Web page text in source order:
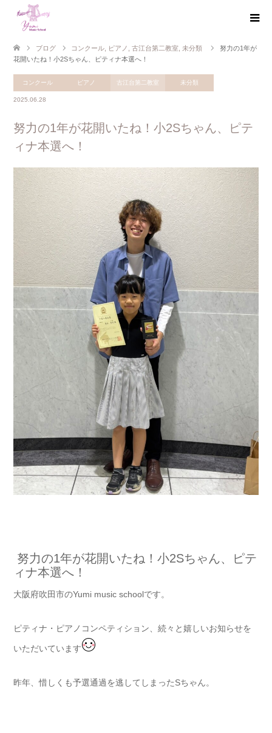
ブログ コンクール ピアノ 古江台第二教室 未分類
努力の1年が
花開いたね！小2Sちゃん、ピティナ本選へ！
コンクール ピアノ 古江台第二教室 未分類
2025.06.28
努力の1年が花開いたね！小2Sちゃん、ピテ
ィナ本選へ！
努力の1年が花開いたね！小2Sちゃん、ピテ
ィナ本選へ！
大阪府吹田市のYumi music schoolです。
ピティナ・ピアノコンペティション、続々と嬉しいお知らせを
いただいています
昨年、惜しくも予選通過を逃してしまったSちゃん。